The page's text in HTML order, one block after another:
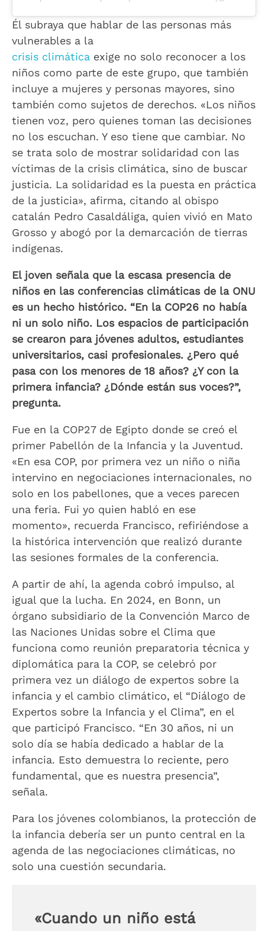
Él subraya que hablar de las personas más
vulnerables a la
crisis climática exige no solo reconocer a los
niños como parte de este grupo, que también
incluye a mujeres y personas mayores, sino
también como sujetos de derechos. «Los niños
tienen voz, pero quienes toman las decisiones
no los escuchan. Y eso tiene que cambiar. No
se trata solo de mostrar solidaridad con las
víctimas de la crisis climática, sino de buscar
justicia. La solidaridad es la puesta en práctica
de la justicia», afirma, citando al obispo
catalán Pedro Casaldáliga, quien vivió en Mato
Grosso y abogó por la demarcación de tierras
indígenas.
El joven señala que la escasa presencia de
niños en las conferencias climáticas de la ONU
es un hecho histórico. “En la COP26 no había
ni un solo niño. Los espacios de participación
se crearon para jóvenes adultos, estudiantes
universitarios, casi profesionales. ¿Pero qué
pasa con los menores de 18 años? ¿Y con la
primera infancia? ¿Dónde están sus voces?”,
pregunta.
Fue en la COP27 de Egipto donde se creó el
primer Pabellón de la Infancia y la Juventud.
«En esa COP, por primera vez un niño o niña
intervino en negociaciones internacionales, no
solo en los pabellones, que a veces parecen
una feria. Fui yo quien habló en ese
momento», recuerda Francisco, refiriéndose a
la histórica intervención que realizó durante
las sesiones formales de la conferencia.
A partir de ahí, la agenda cobró impulso, al
igual que la lucha. En 2024, en Bonn, un
órgano subsidiario de la Convención Marco de
las Naciones Unidas sobre el Clima que
funciona como reunión preparatoria técnica y
diplomática para la COP, se celebró por
primera vez un diálogo de expertos sobre la
infancia y el cambio climático, el “Diálogo de
Expertos sobre la Infancia y el Clima”, en el
que participó Francisco. “En 30 años, ni un
solo día se había dedicado a hablar de la
infancia. Esto demuestra lo reciente, pero
fundamental, que es nuestra presencia”,
señala.
Para los jóvenes colombianos, la protección de
la infancia debería ser un punto central en la
agenda de las negociaciones climáticas, no
solo una cuestión secundaria.
«Cuando un niño está